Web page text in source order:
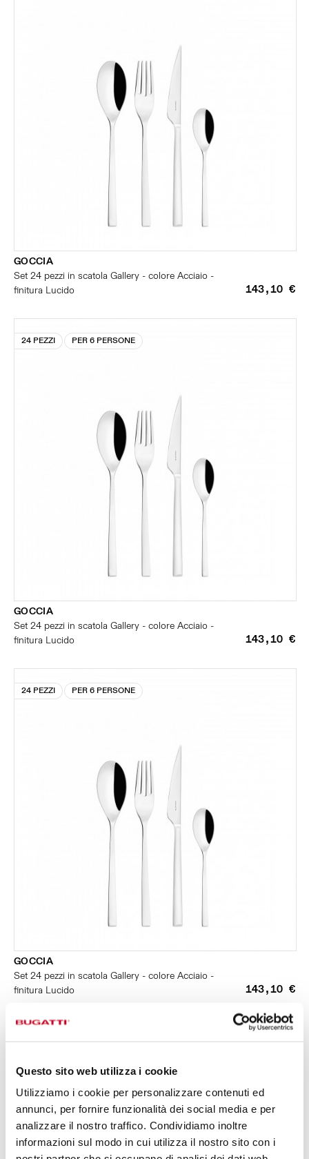
Questo sito web utilizza i cookie
Utilizziamo i cookie per personalizzare contenuti ed
annunci, per fornire funzionalità dei social media e per
analizzare il nostro traffico. Condividiamo inoltre
informazioni sul modo in cui utilizza il nostro sito con i
GOCCIA
Set 24 pezzi in scatola Gallery - colore Acciaio -
finitura Lucido
143,10 €
24 PEZZI PER 6 PERSONE
GOCCIA
Set 24 pezzi in scatola Gallery - colore Acciaio -
finitura Lucido
143,10 €
24 PEZZI PER 6 PERSONE
GOCCIA
Set 24 pezzi in scatola Gallery - colore Acciaio -
finitura Lucido
143,10 €